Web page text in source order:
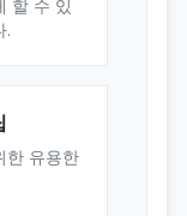
할 수 있
.
한 유용한